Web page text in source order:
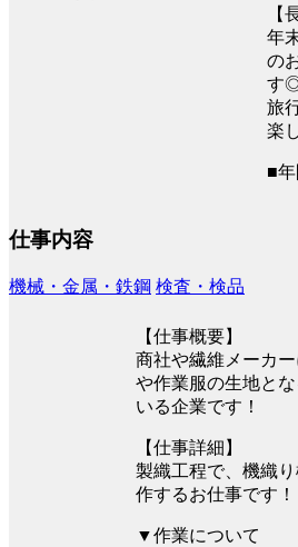
【
年
の
す
旅
楽
■年
仕事内容
機械・金属・鉄鋼 検査・検品
【仕事概要】
商社や繊維メーカ
や作業服の生地と
いる企業です！
【仕事詳細】
製織工程で、機織
作するお仕事です！
▼作業について